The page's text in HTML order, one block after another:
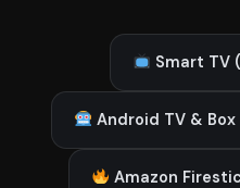
Smart TV
Android TV & Box
Amazon